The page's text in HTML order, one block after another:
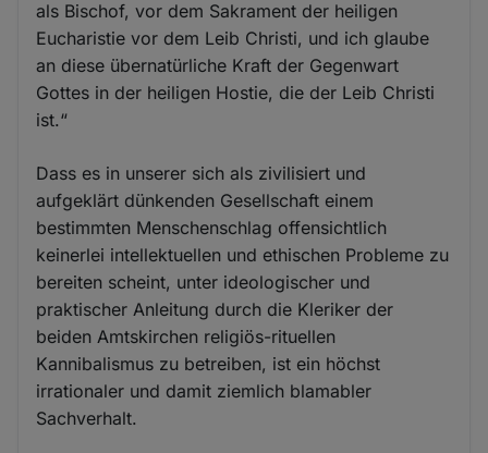
als Bischof, vor dem Sakrament der heiligen
Eucharistie vor dem Leib Christi, und ich glaube
an diese übernatürliche Kraft der Gegenwart
Gottes in der heiligen Hostie, die der Leib Christi
ist.“
Dass es in unserer sich als zivilisiert und
aufgeklärt dünkenden Gesellschaft einem
bestimmten Menschenschlag offensichtlich
keinerlei intellektuellen und ethischen Probleme zu
bereiten scheint, unter ideologischer und
praktischer Anleitung durch die Kleriker der
beiden Amtskirchen religiös-rituellen
Kannibalismus zu betreiben, ist ein höchst
irrationaler und damit ziemlich blamabler
Sachverhalt.